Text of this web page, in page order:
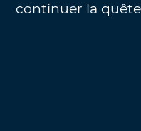
continuer la